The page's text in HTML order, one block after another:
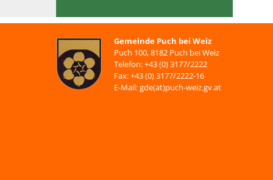
Gemeinde Puch bei Weiz
Puch 100, 8182 Puch bei Weiz
Telefon: +43 (0) 3177/2222
Fax: +43 (0) 3177/2222-16
E-Mail: gde(at)puch-weiz.gv.at